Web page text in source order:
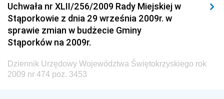
Dziennik Urzędowy Komendy Głównej Policji
Dziennik Urzędowy Ministra Pracy i Polityki
Społecznej
Dziennik Urzędowy Ministra Transportu, Budownictwa
i Gospodarki Morskiej
Uchwała nr XLII/256/2009 Rady Miejskiej w
Stąporkowie z dnia 29 września 2009r. w
sprawie zmian w budżecie Gminy
Stąporków na 2009r.
Dziennik Urzędowy Województwa Świętokrzyskiego rok
2009 nr 474 poz. 3453